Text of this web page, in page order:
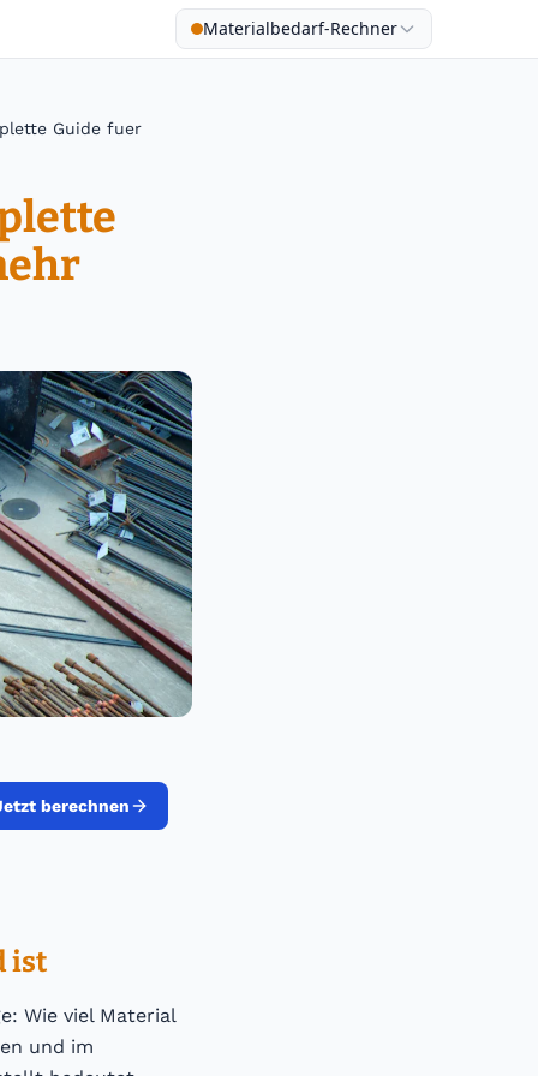
Materialbedarf-Rechner
Guide fuer
berechnen
ist
Wie viel Material
und im